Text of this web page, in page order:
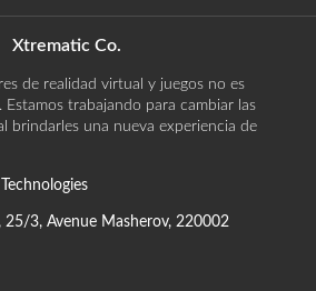
Xtrematic Co.
de realidad virtual y juegos no es
trabajando para cambiar las
brindarles una nueva experiencia de
, 25/3, Avenue Masherov, 220002